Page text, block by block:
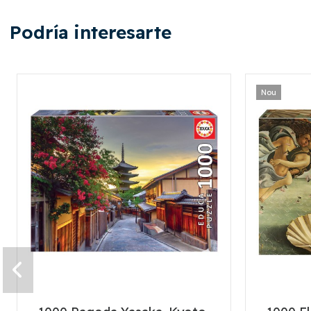
Podría interesarte
Nou